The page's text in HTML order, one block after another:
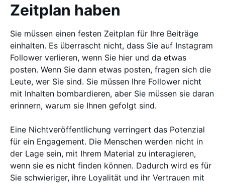
Zeitplan haben
Sie müssen einen festen Zeitplan für Ihre Beiträge
einhalten. Es überrascht nicht, dass Sie auf Instagram
Follower verlieren, wenn Sie hier und da etwas
posten. Wenn Sie dann etwas posten, fragen sich die
Leute, wer Sie sind. Sie müssen Ihre Follower nicht
mit Inhalten bombardieren, aber Sie müssen sie daran
erinnern, warum sie Ihnen gefolgt sind.
Eine Nichtveröffentlichung verringert das Potenzial
für ein Engagement. Die Menschen werden nicht in
der Lage sein, mit Ihrem Material zu interagieren,
wenn sie es nicht finden können. Dadurch wird es für
Sie schwieriger, ihre Loyalität und ihr Vertrauen mit